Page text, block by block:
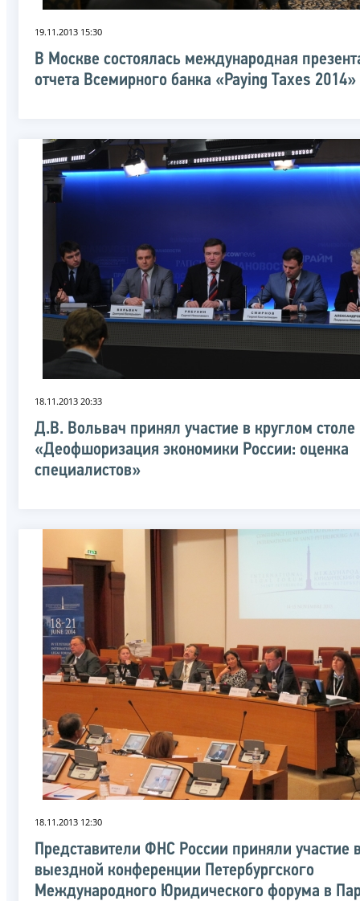
19.11.2013 15:30
В Москве состоялась международная
отчета Всемирного банка «Paying Taxes 2014»
18.11.2013 20:33
Д.В. Вольвач принял участие в круглом столе
«Деофшоризация экономики России: оценка
специалистов»
18.11.2013 12:30
Представители ФНС России приняли участие
выездной конференции Петербургского
Международного Юридического форума в